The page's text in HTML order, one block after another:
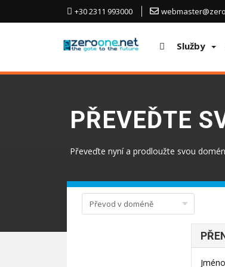
+30 2311 993000
Služby
PŘEVEĎTE
Převeďte nyní a prodloužte svou